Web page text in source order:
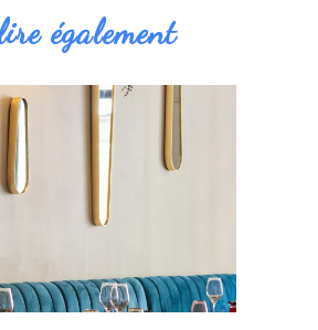
également